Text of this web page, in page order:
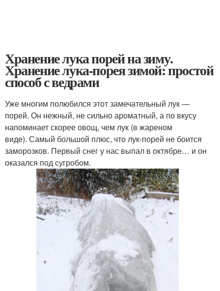
Хранение лука порей на зиму.
Хранение лука-порея зимой: простой
способ с ведрами
Уже многим полюбился этот замечательный лук —
порей. Он нежный, не сильно ароматный, а по вкусу
напоминает скорее овощ, чем лук (в жареном
виде). Самый большой плюс, что лук-порей не боится
заморозков. Первый снег у нас выпал в октябре… и он
оказался под сугробом.